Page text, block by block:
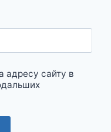
адресу сайту в